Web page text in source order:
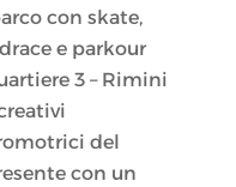
con skate,
e parkour
3 – Rimini
del
con un